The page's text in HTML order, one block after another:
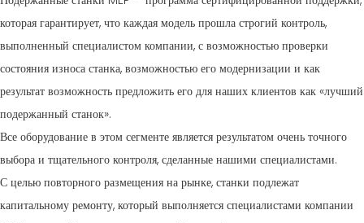
СВАИ / КАРКАСЫ
ТРЕУГОЛЬНАЯ ФОРМА
СЕТКА
СЕРТИФИЦИРОВАННАЯ ПОДДЕРЖКА - ПОДЕРЖАННЫЕ
СТАНКИ MEP.
PRODUCTION
SUPPLY CHAIN
WORKPLACE SAFETY
LANGUAGE COURSES
EFFECTIVE COMMUNICATION
MEP IN THE WORLD
SALES NETWORK
которая гарантирует, что каждая модель прошла строгий контроль,
выполненный специалистом компании, с возможностью проверки
состояния износа станка, возможностью его модернизации и как
результат возможность предложить его для наших клиентов как «лучший
подержанный станок».
Все оборудование в этом сегменте является результатом очень точного
выбора и тщательного контроля, сделанные нашими специалистами.
С целью повторного размещения на рынке, станки подлежат
капитальному ремонту, который выполняется специалистами компании